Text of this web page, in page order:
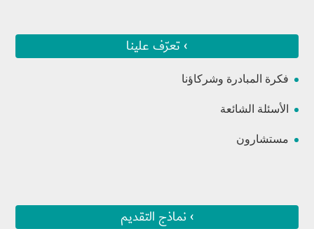
› تعرّف علينا
فكرة المبادرة وشركاؤنا
الأسئلة الشائعة
مستشارون
› نماذج التقديم